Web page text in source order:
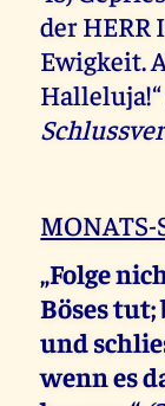
der HERR
Ewigkeit.
Halleluja!“
„Folge
Böses
und
wenn es